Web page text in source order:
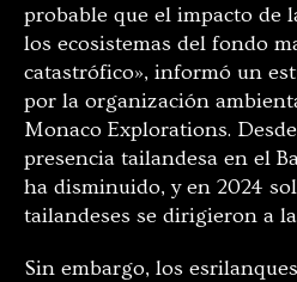
probable que el impacto de
los ecosistemas del fondo
catastrófico», informó un
por la organización
Monaco Explorations.
presencia tailandesa en el
ha disminuido, y en 2024
tailandeses se dirigieron a
Sin embargo, los